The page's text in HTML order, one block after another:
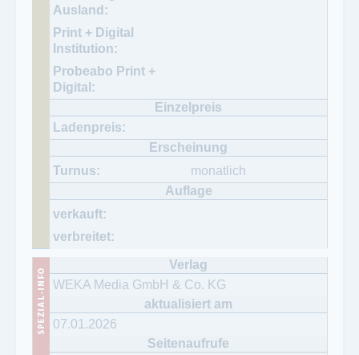
monatlich
WEKA Media GmbH & Co. KG
07.01.2026